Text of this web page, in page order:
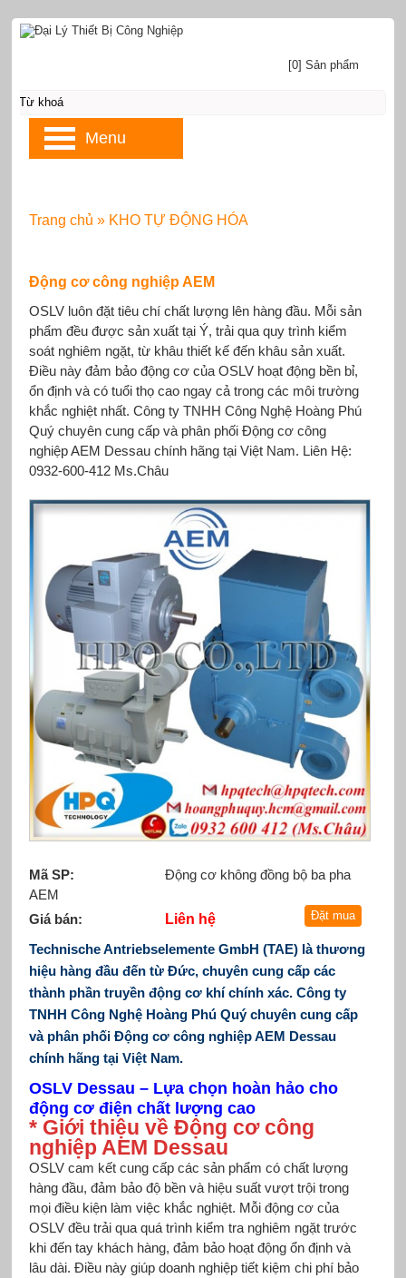
Động cơ công nghiệp AEM
OSLV luôn đặt tiêu chí chất lượng lên hàng đầu. Mỗi sản
phẩm đều được sản xuất tại Ý, trải qua quy trình kiểm
soát nghiêm ngặt, từ khâu thiết kế đến khâu sản xuất.
Điều này đảm bảo động cơ của OSLV hoạt động bền bỉ,
ổn định và có tuổi thọ cao ngay cả trong các môi trường
khắc nghiệt nhất. Công ty TNHH Công Nghệ Hoàng Phú
Quý chuyên cung cấp và phân phối Động cơ công
nghiệp AEM Dessau chính hãng tại Việt Nam. Liên Hệ:
0932-600-412 Ms.Châu
Mã SP:
Động cơ không đồng bộ ba pha
AEM
Giá bán:
Liên hệ
Technische Antriebselemente GmbH (TAE) là thương
hiệu hàng đầu đến từ Đức, chuyên cung cấp các
thành phần truyền động cơ khí chính xác. Công ty
TNHH Công Nghệ Hoàng Phú Quý chuyên cung cấp
và phân phối Động cơ công nghiệp AEM Dessau
chính hãng tại Việt Nam.
OSLV Dessau – Lựa chọn hoàn hảo cho
động cơ điện chất lượng cao
* Giới thiệu về Động cơ công
nghiệp AEM Dessau
OSLV cam kết cung cấp các sản phẩm có chất lượng
hàng đầu, đảm bảo độ bền và hiệu suất vượt trội trong
mọi điều kiện làm việc khắc nghiệt. Mỗi động cơ của
OSLV đều trải qua quá trình kiểm tra nghiêm ngặt trước
khi đến tay khách hàng, đảm bảo hoạt động ổn định và
lâu dài. Điều này giúp doanh nghiệp tiết kiệm chi phí bảo
Trang chủ » KHO TỰ ĐỘNG HÓA
[0] Sản phẩm
Menu